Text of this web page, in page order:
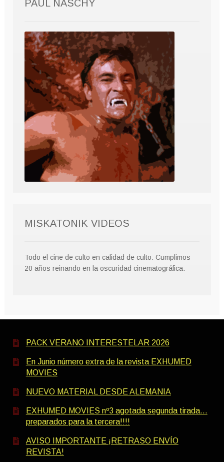
PAUL NASCHY
MISKATONIK VIDEOS
Todo el cine de culto en calidad de culto. Cumplimos
20 años reinando en la oscuridad cinematográfica.
PACK VERANO INTERESTELAR 2026
En Junio número extra de la revista EXHUMED
MOVIES
NUEVO MATERIAL DESDE ALEMANIA
EXHUMED MOVIES nº3 agotada segunda tirada…
preparados para la tercera!!!!
AVISO IMPORTANTE ¡RETRASO ENVÍO
REVISTA!